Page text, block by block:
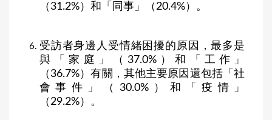
（31.2%）和「同事」（20.4%）。
受訪者身邊人受情緒困擾的原因，最多是
與「家庭」（37.0%）和「工作」
（36.7%）有關，其他主要原因還包括「社
會事件」（30.0%）和「疫情」
（29.2%）。